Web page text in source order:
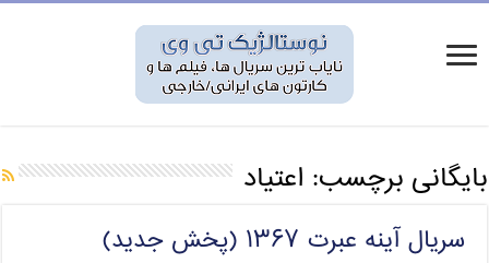
بایگانی برچسب: اعتیاد
سریال آینه عبرت ۱۳۶۷ (پخش جدید)